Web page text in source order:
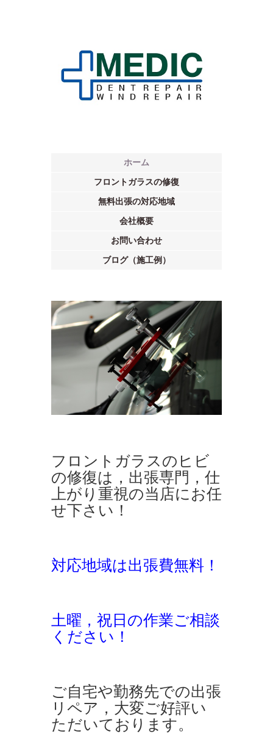
ホーム
フロントガラスの修復
無料出張の対応地域
会社概要
お問い合わせ
ブログ（施工例）
フロントガラスのヒビ
の修復は，出張専門，仕
上がり重視の当店にお任
せ下さい！
対応地域は出張費無料！
土曜，祝日の作業ご相談
ください！
ご自宅や勤務先での出張
リペア，大変ご好評い
ただいております。